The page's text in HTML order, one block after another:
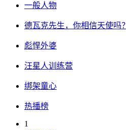
一般人物
德瓦克先生，你相信天使吗？
彪悍外婆
汪星人训练营
绑架童心
热播榜
1